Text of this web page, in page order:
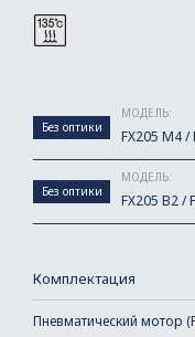
Без оптики
МОДЕЛЬ:
FX205 M4 /
Без оптики
МОДЕЛЬ:
FX205 B2 /
Комплектация
Пневматический мотор